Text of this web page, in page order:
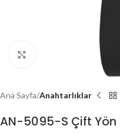
Ana Sayfa Anahtarlıklar
AN-5095-S Çift Yön